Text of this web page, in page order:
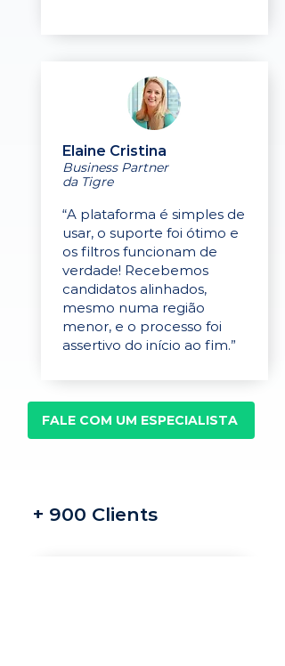
Elaine Cristina
Business Partner
da Tigre
“A plataforma é simples de
usar, o suporte foi ótimo e
os filtros funcionam de
verdade! Recebemos
candidatos alinhados,
mesmo numa região
menor, e o processo foi
assertivo do início ao fim.”
FALE COM UM ESPECIALISTA
+ 900 Clients